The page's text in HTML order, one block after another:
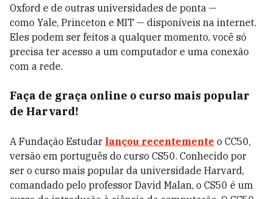
Oxford e de outras universidades de ponta —
como Yale, Princeton e MIT — disponíveis na internet.
Eles podem ser feitos a qualquer momento, você só
precisa ter acesso a um computador e uma conexão
com a rede.
Faça de graça online o curso mais popular
de Harvard!
A Fundação Estudar lançou recentemente o CC50,
versão em português do curso CS50. Conhecido por
ser o curso mais popular da universidade Harvard,
comandado pelo professor David Malan, o CS50 é um